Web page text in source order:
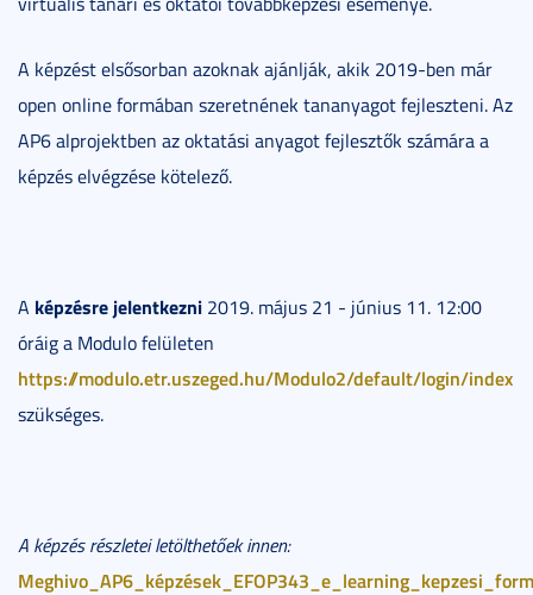
A képzést elsősorban azoknak ajánlják, akik 2019-ben már
open online formában szeretnének tananyagot fejleszteni. Az
AP6 alprojektben az oktatási anyagot fejlesztők számára a
képzés elvégzése kötelező.
A képzésre jelentkezni 2019. május 21 - június 11. 12:00
óráig a Modulo felületen
https://modulo.etr.uszeged.hu/Modulo2/default/login/index
szükséges.
A képzés részletei letölthetőek innen: